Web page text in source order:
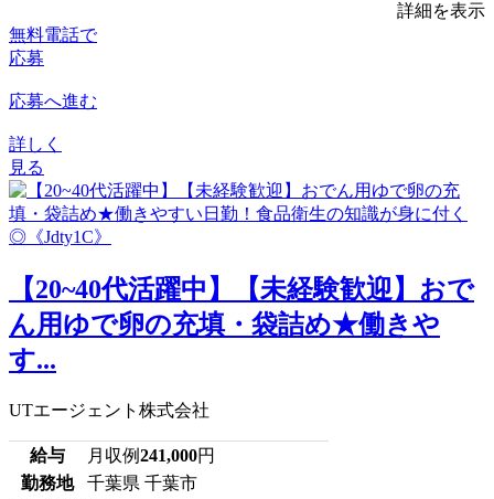
詳細を表示
無料電話で
応募
応募へ進む
詳しく
見る
【20~40代活躍中】【未経験歓迎】おで
ん用ゆで卵の充填・袋詰め★働きや
す...
UTエージェント株式会社
給与 月収例241,000円
勤務地
千葉県 千葉市